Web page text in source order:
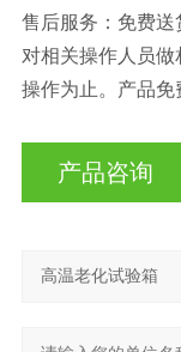
售后服务：免费送
对相关操作人员
操作为止。产品免
产品咨询